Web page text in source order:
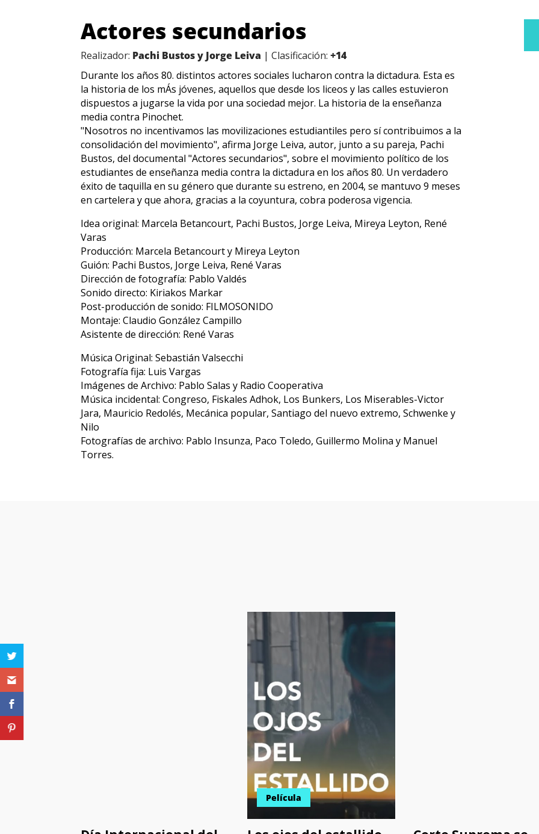
Actores secundarios
Realizador: Pachi Bustos y Jorge Leiva | Clasificación:+14
Durante los años 80. distintos actores sociales lucharon contra la dictadura. Esta es
la historia de los mÁs jóvenes, aquellos que desde los liceos y las calles estuvieron
dispuestos a jugarse la vida por una sociedad mejor. La historia de la enseñanza
media contra Pinochet.
"Nosotros no incentivamos las movilizaciones estudiantiles pero sí contribuimos a la
consolidación del movimiento", afirma Jorge Leiva, autor, junto a su pareja, Pachi
Bustos, del documental "Actores secundarios", sobre el movimiento político de los
estudiantes de enseñanza media contra la dictadura en los años 80. Un verdadero
éxito de taquilla en su género que durante su estreno, en 2004, se mantuvo 9 meses
en cartelera y que ahora, gracias a la coyuntura, cobra poderosa vigencia.
Idea original: Marcela Betancourt, Pachi Bustos, Jorge Leiva, Mireya Leyton, René
Varas
Producción: Marcela Betancourt y Mireya Leyton
Guión: Pachi Bustos, Jorge Leiva, René Varas
Dirección de fotografía: Pablo Valdés
Sonido directo: Kiriakos Markar
Post-producción de sonido: FILMOSONIDO
Montaje: Claudio González Campillo
Asistente de dirección: René Varas
Música Original: Sebastián Valsecchi
Fotografía fija: Luis Vargas
Imágenes de Archivo: Pablo Salas y Radio Cooperativa
Música incidental: Congreso, Fiskales Adhok, Los Bunkers, Los Miserables-Victor
Jara, Mauricio Redolés, Mecánica popular, Santiago del nuevo extremo, Schwenke y
Nilo
Fotografías de archivo: Pablo Insunza, Paco Toledo, Guillermo Molina y Manuel
Torres.
Película